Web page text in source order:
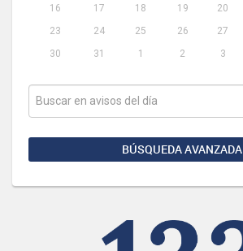
16
17 18 19 20
23
24 25 26 27
30
31 1 2 3
BÚSQUEDA AVANZADA